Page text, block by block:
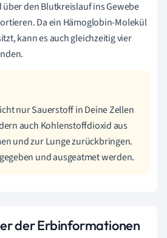
den Blutkreislauf ins Gewebe
Da ein Hämoglobin-Molekül
kann es auch gleichzeitig vier
nur Sauerstoff in Deine Zellen
auch Kohlenstoffdioxid aus
und zur Lunge zurückbringen.
und ausgeatmet werden.
der Erbinformationen